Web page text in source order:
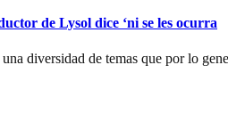
de Lysol dice ‘ni se les ocurra
diversidad de temas que por lo